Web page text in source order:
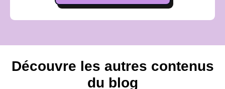
Découvre les autres contenus
du blog